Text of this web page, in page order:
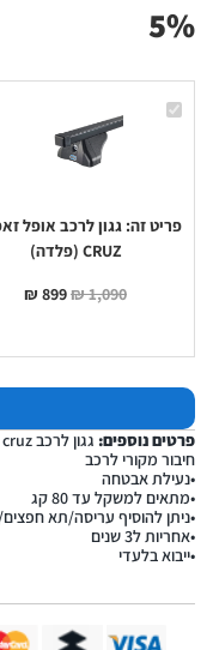
5%
גגון
לרכב
פריט זה: גגון לרכב אופל
CRUZ (פלדה)
1,090
₪
899
₪
פרטים נוספים: גגון לרכב cruz עם תקן ארופאי
חיבור מקורי לרכב
•נעילת אבטחה
•מתאים למשקל עד 80 קג
•ניתן להוסיף עריסה/תא
•אחריות ל3 שנים
•ייבוא בלעדי